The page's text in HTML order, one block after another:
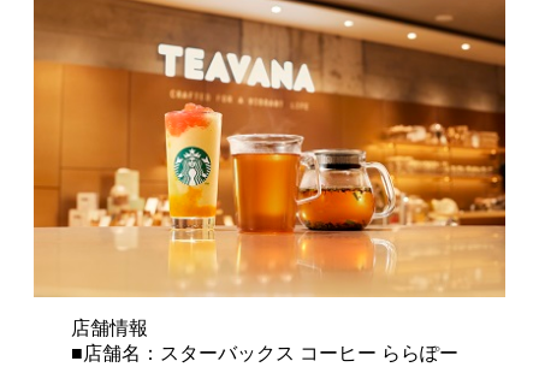
店舗情報
■店舗名：スターバックス コーヒー ららぽー